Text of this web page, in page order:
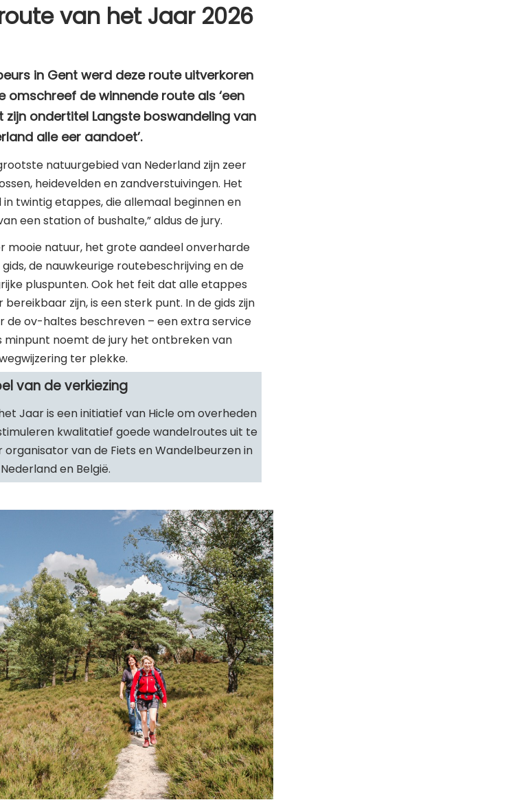
van het Jaar 2026
in Gent werd deze route uitverkoren
omschreef de winnende route als ‘een
ondertitel Langste boswandeling van
alle eer aandoet’.
natuurgebied van Nederland zijn zeer
heidevelden en zandverstuivingen. Het
twintig etappes, die allemaal beginnen en
een station of bushalte,” aldus de jury.
mooie natuur, het grote aandeel onverharde
de nauwkeurige routebeschrijving en de
pluspunten. Ook het feit dat alle etappes
zijn, is een sterk punt. In de gids zijn
de ov-haltes beschreven – een extra service
minpunt noemt de jury het ontbreken van
ter plekke.
van de verkiezing
Jaar is een initiatief van Hicle om overheden
kwalitatief goede wandelroutes uit te
van de Fiets en Wandelbeurzen in
Nederland en België.